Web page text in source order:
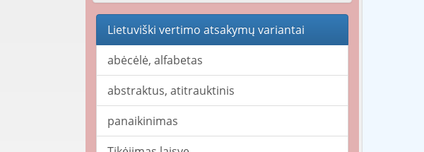
Lietuviški vertimo atsakymų variantai
abėcėlė, alfabetas
abstraktus, atitrauktinis
panaikinimas